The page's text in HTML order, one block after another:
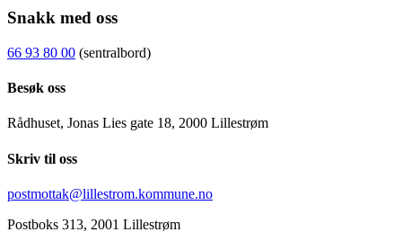
Snakk med oss
66 93 80 00 (sentralbord)
Besøk oss
Rådhuset, Jonas Lies gate 18, 2000 Lillestrøm
Skriv til oss
postmottak@lillestrom.kommune.no
Postboks 313, 2001 Lillestrøm